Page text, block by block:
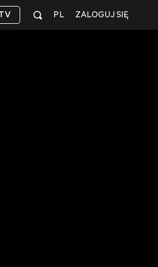
ZALOGUJ SIĘ
PL